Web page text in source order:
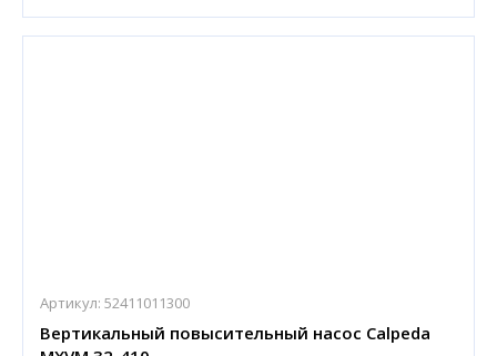
Артикул: 52411011300
Вертикальный повысительный насос Calpeda